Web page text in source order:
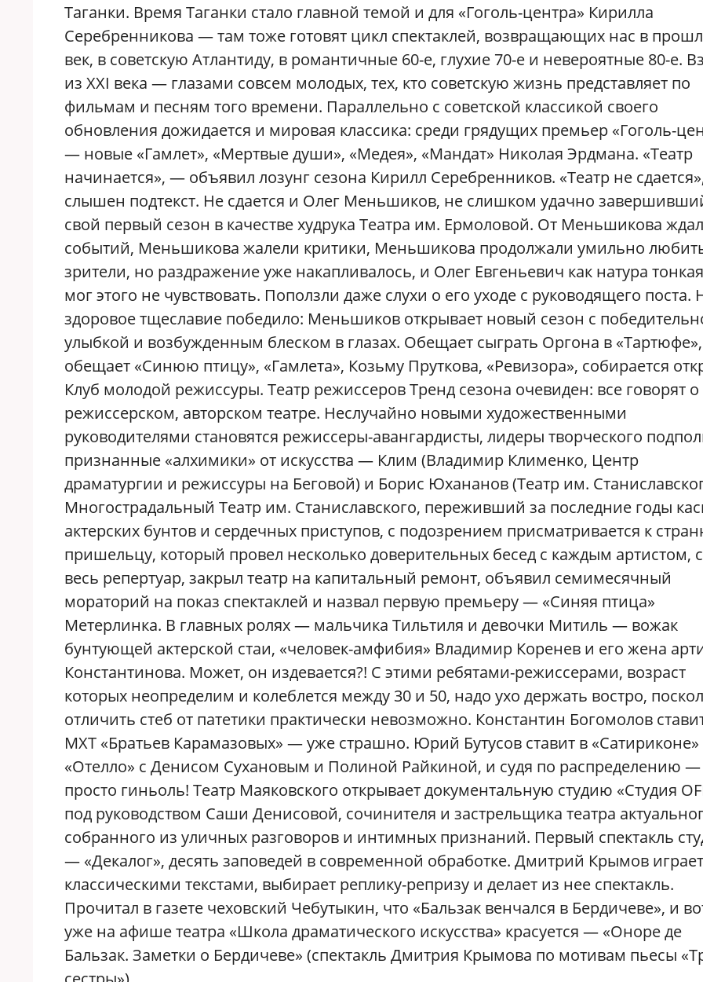
Таганки. Время Таганки стало главной темой и для «Гоголь-центра» Кирилла
Серебренникова — там тоже готовят цикл спектаклей, возвращающих нас в
век, в советскую Атлантиду, в романтичные 60-е, глухие 70-е и невероятные 80-е.
из XXI века — глазами совсем молодых, тех, кто советскую жизнь представляет по
фильмам и песням того времени. Параллельно с советской классикой своего
обновления дожидается и мировая классика: среди грядущих премьер «Гоголь-
— новые «Гамлет», «Мертвые души», «Медея», «Мандат» Николая Эрдмана. «Театр
начинается», — объявил лозунг сезона Кирилл Серебренников. «Театр не
слышен подтекст. Не сдается и Олег Меньшиков, не слишком удачно
свой первый сезон в качестве худрука Театра им. Ермоловой. От Меньшикова
событий, Меньшикова жалели критики, Меньшикова продолжали умильно
зрители, но раздражение уже накапливалось, и Олег Евгеньевич как натура
мог этого не чувствовать. Поползли даже слухи о его уходе с руководящего поста.
здоровое тщеславие победило: Меньшиков открывает новый сезон с
улыбкой и возбужденным блеском в глазах. Обещает сыграть Оргона в «Тартюфе»,
обещает «Синюю птицу», «Гамлета», Козьму Пруткова, «Ревизора», собирается
Клуб молодой режиссуры. Театр режиссеров Тренд сезона очевиден: все говорят о
режиссерском, авторском театре. Неслучайно новыми художественными
руководителями становятся режиссеры-авангардисты, лидеры творческого
признанные «алхимики» от искусства — Клим (Владимир Клименко, Центр
драматургии и режиссуры на Беговой) и Борис Юхананов (Театр им.
Многострадальный Театр им. Станиславского, переживший за последние годы
актерских бунтов и сердечных приступов, с подозрением присматривается к
пришельцу, который провел несколько доверительных бесед с каждым артистом,
весь репертуар, закрыл театр на капитальный ремонт, объявил семимесячный
мораторий на показ спектаклей и назвал первую премьеру — «Синяя птица»
Метерлинка. В главных ролях — мальчика Тильтиля и девочки Митиль — вожак
бунтующей актерской стаи, «человек-амфибия» Владимир Коренев и его жена
Константинова. Может, он издевается?! С этими ребятами-режиссерами, возраст
которых неопределим и колеблется между 30 и 50, надо ухо держать востро,
отличить стеб от патетики практически невозможно. Константин Богомолов
МХТ «Братьев Карамазовых» — уже страшно. Юрий Бутусов ставит в «Сатириконе»
«Отелло» с Денисом Сухановым и Полиной Райкиной, и судя по распределению —
просто гиньоль! Театр Маяковского открывает документальную студию «Студия
под руководством Саши Денисовой, сочинителя и застрельщика театра
собранного из уличных разговоров и интимных признаний. Первый спектакль
— «Декалог», десять заповедей в современной обработке. Дмитрий Крымов
классическими текстами, выбирает реплику-репризу и делает из нее спектакль.
Прочитал в газете чеховский Чебутыкин, что «Бальзак венчался в Бердичеве», и
уже на афише театра «Школа драматического искусства» красуется — «Оноре де
Бальзак. Заметки о Бердичеве» (спектакль Дмитрия Крымова по мотивам пьесы